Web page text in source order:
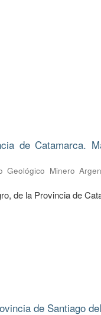
de Catamarca.
Geológico Minero
de la Provincia de
de Santiago